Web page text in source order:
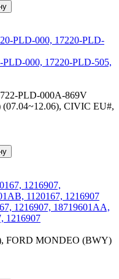
000, 17220-PLD-505,
PLD-000A-869V
CIVIC EU#,
1216907, 18719601AA,
1216907
FORD MONDEO (BWY)